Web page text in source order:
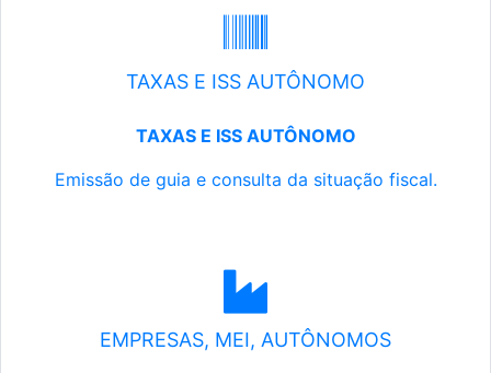
TAXAS E ISS AUTÔNOMO
TAXAS E ISS AUTÔNOMO
Emissão de guia e consulta da situação fiscal.
EMPRESAS, MEI, AUTÔNOMOS